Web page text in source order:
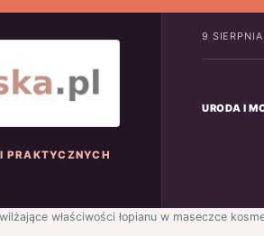
PRAKTYCZNYCH
9
URODA I
właściwości łopianu w maseczce